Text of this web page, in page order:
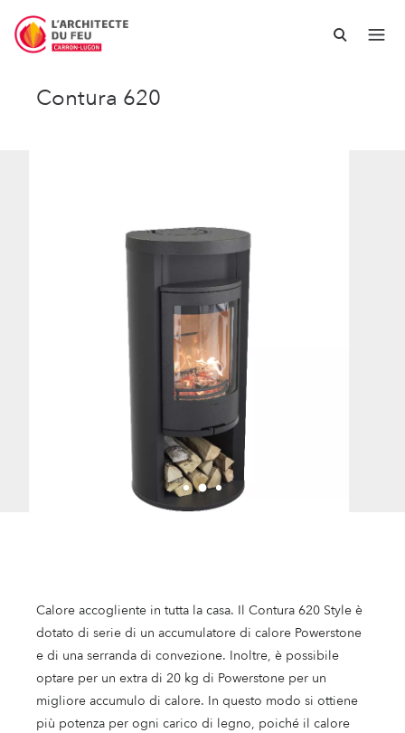
Contura 620
Calore accogliente in tutta la casa. Il Contura 620 Style è
dotato di serie di un accumulatore di calore Powerstone
e di una serranda di convezione. Inoltre, è possibile
optare per un extra di 20 kg di Powerstone per un
migliore accumulo di calore. In questo modo si ottiene
più potenza per ogni carico di legno, poiché il calore